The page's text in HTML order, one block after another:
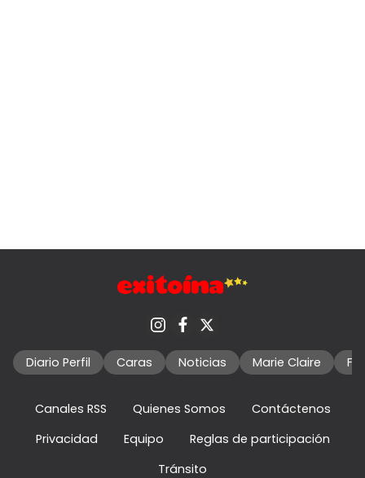
Diario Perfil Caras Noticias Marie Claire
Canales RSS Quienes Somos
Contáctenos
Privacidad
Equipo
Reglas de participación
Tránsito